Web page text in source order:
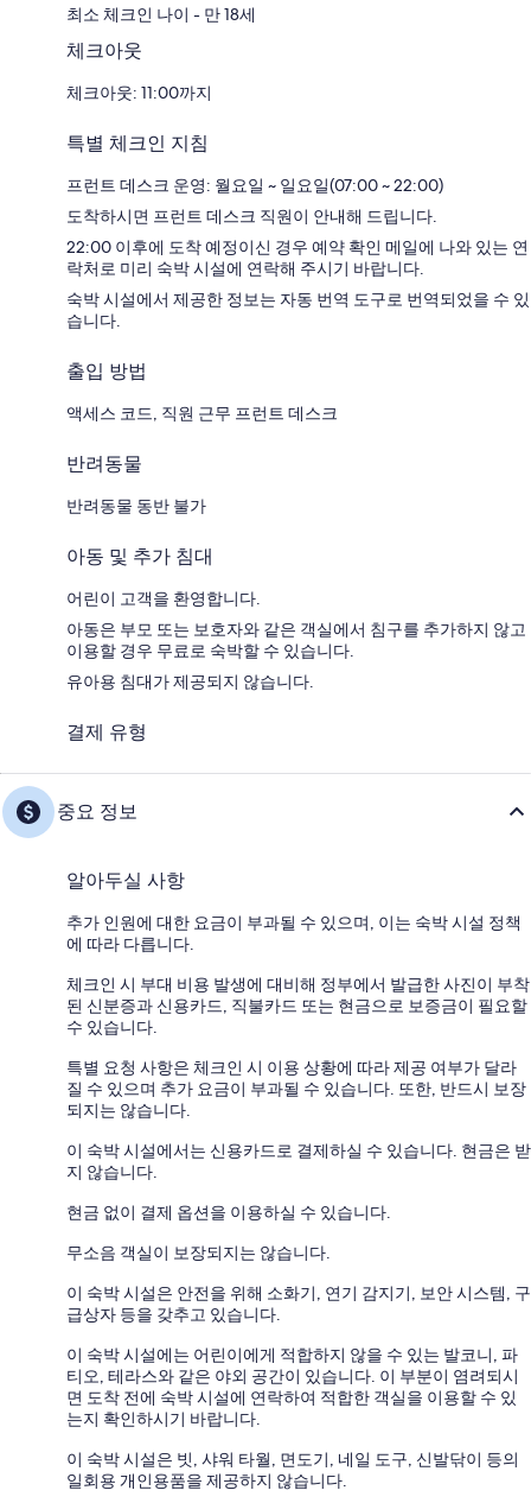
최소 체크인 나이 - 만 18세
체크아웃
체크아웃: 11:00까지
특별 체크인 지침
프런트 데스크 운영: 월요일 ~ 일요일(07:00 ~ 22:00)
도착하시면 프런트 데스크 직원이 안내해 드립니다.
22:00 이후에 도착 예정이신 경우 예약 확인 메일에 나와 있는 연
락처로 미리 숙박 시설에 연락해 주시기 바랍니다.
숙박 시설에서 제공한 정보는 자동 번역 도구로 번역되었을 수 있
습니다.
출입 방법
액세스 코드, 직원 근무 프런트 데스크
반려동물
반려동물 동반 불가
아동 및 추가 침대
어린이 고객을 환영합니다.
아동은 부모 또는 보호자와 같은 객실에서 침구를 추가하지 않고
이용할 경우 무료로 숙박할 수 있습니다.
유아용 침대가 제공되지 않습니다.
결제 유형
중요 정보
알아두실 사항
추가 인원에 대한 요금이 부과될 수 있으며, 이는 숙박 시설 정책
에 따라 다릅니다.
체크인 시 부대 비용 발생에 대비해 정부에서 발급한 사진이 부착
된 신분증과 신용카드, 직불카드 또는 현금으로 보증금이 필요할
수 있습니다.
특별 요청 사항은 체크인 시 이용 상황에 따라 제공 여부가 달라
질 수 있으며 추가 요금이 부과될 수 있습니다. 또한, 반드시 보장
되지는 않습니다.
이 숙박 시설에서는 신용카드로 결제하실 수 있습니다. 현금은 받
지 않습니다.
현금 없이 결제 옵션을 이용하실 수 있습니다.
무소음 객실이 보장되지는 않습니다.
이 숙박 시설은 안전을 위해 소화기, 연기 감지기, 보안 시스템, 구
급상자 등을 갖추고 있습니다.
이 숙박 시설에는 어린이에게 적합하지 않을 수 있는 발코니, 파
티오, 테라스와 같은 야외 공간이 있습니다. 이 부분이 염려되시
면 도착 전에 숙박 시설에 연락하여 적합한 객실을 이용할 수 있
는지 확인하시기 바랍니다.
이 숙박 시설은 빗, 샤워 타월, 면도기, 네일 도구, 신발닦이 등의
일회용 개인용품을 제공하지 않습니다.